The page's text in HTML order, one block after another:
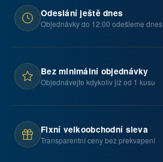
Odeslání ještě dnes
Objednávky do 12:00 odešleme dnes
Bez minimální objednávky
Objednávejte kdykoliv již od 1 kusu
Fixní velkoobchodní sleva
Transparentní ceny bez překvapení